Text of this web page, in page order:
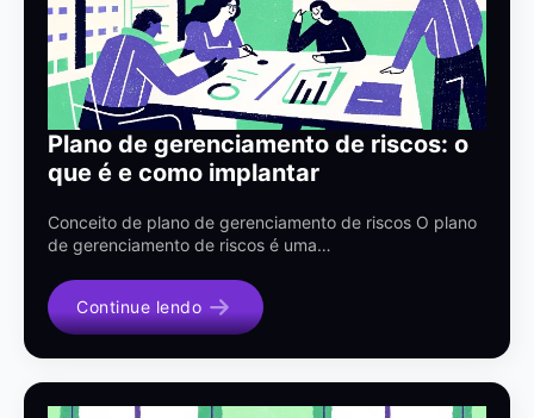
Plano de gerenciamento de riscos: o
que é e como implantar
Conceito de plano de gerenciamento de riscos O plano
de gerenciamento de riscos é uma…
Continue lendo